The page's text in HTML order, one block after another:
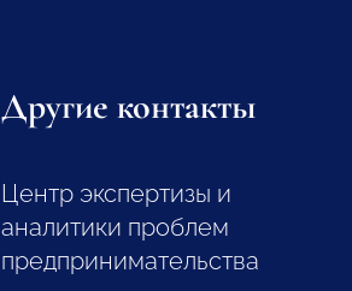
Другие контакты
Центр экспертизы и
аналитики проблем
предпринимательства